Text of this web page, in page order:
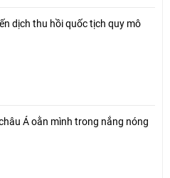
dịch thu hồi quốc tịch quy mô
Á oằn mình trong nắng nóng